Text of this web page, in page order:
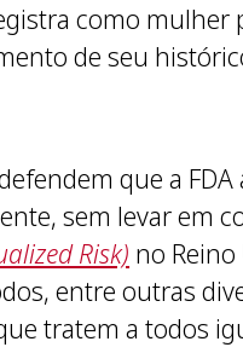
como
de seu
que a
sem levar em
Risk) no
entre outras
tratem a todos